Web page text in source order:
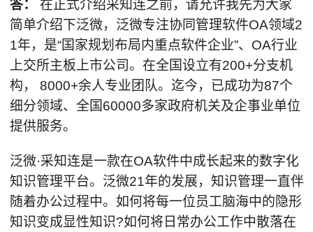
答：
在正式介绍采知连之前，请允许我先为大家
简单介绍下泛微，泛微专注协同管理软件OA领域2
1年，是“国家规划布局内重点软件企业”、OA行业
上交所主板上市公司。在全国设立有200+分支机
构， 8000+余人专业团队。迄今，已成功为87个
细分领域、全国60000多家政府机关及企事业单位
提供服务。
泛微·采知连是一款在OA软件中成长起来的数字化
知识管理平台。泛微21年的发展，知识管理一直伴
随着办公过程中。如何将每一位员工脑海中的隐形
知识变成显性知识?如何将日常办公工作中散落在